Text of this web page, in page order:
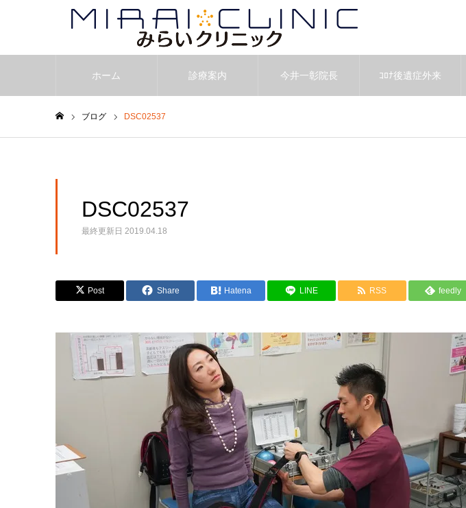
ホーム 診療案内 今井一彰院長 ｺﾛﾅ後遺症外来
ブログ DSC02537
DSC02537
最終更新日 2019.04.18
Post Share Hatena LINE RSS feedly